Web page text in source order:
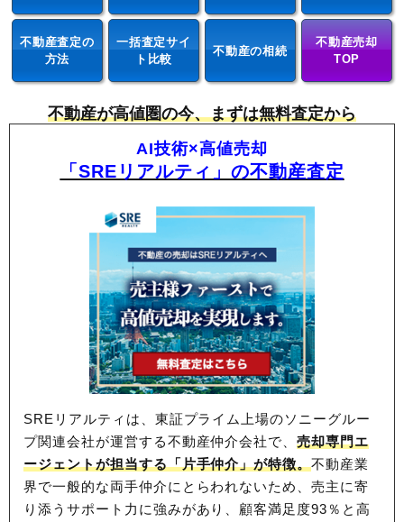
不動産査定の
方法
一括査定サイ
ト比較
不動産の相続
不動産売却
TOP
不動産が高値圏の今、まずは無料査定から
AI技術×高値売却
「SREリアルティ」の不動産査定
SREリアルティは、東証プライム上場のソニーグルー
プ関連会社が運営する不動産仲介会社で、売却専門エ
ージェントが担当する「片手仲介」が特徴。不動産業
界で一般的な両手仲介にとらわれないため、売主に寄
り添うサポート力に強みがあり、顧客満足度93％と高